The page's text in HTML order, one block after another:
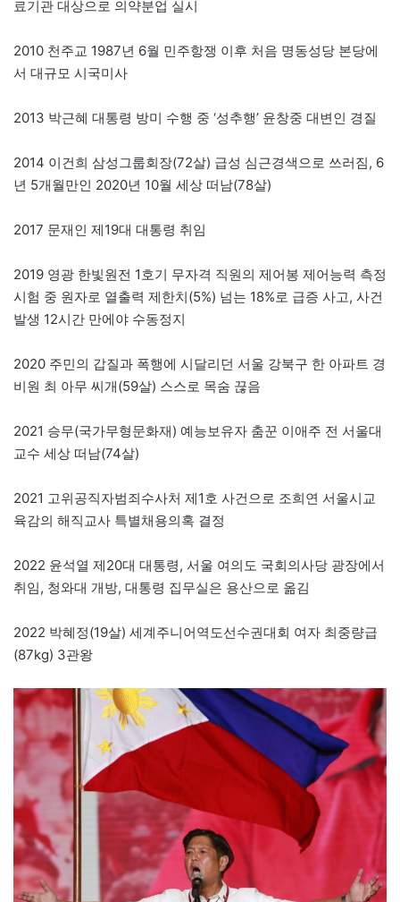
료기관 대상으로 의약분업 실시
2010 천주교 1987년 6월 민주항쟁 이후 처음 명동성당 본당에
서 대규모 시국미사
2013 박근혜 대통령 방미 수행 중 ‘성추행’ 윤창중 대변인 경질
2014 이건희 삼성그룹회장(72살) 급성 심근경색으로 쓰러짐, 6
년 5개월만인 2020년 10월 세상 떠남(78살)
2017 문재인 제19대 대통령 취임
2019 영광 한빛원전 1호기 무자격 직원의 제어봉 제어능력 측정
시험 중 원자로 열출력 제한치(5%) 넘는 18%로 급증 사고, 사건
발생 12시간 만에야 수동정지
2020 주민의 갑질과 폭행에 시달리던 서울 강북구 한 아파트 경
비원 최 아무 씨개(59살) 스스로 목숨 끊음
2021 승무(국가무형문화재) 예능보유자 춤꾼 이애주 전 서울대
교수 세상 떠남(74살)
2021 고위공직자범죄수사처 제1호 사건으로 조희연 서울시교
육감의 해직교사 특별채용의혹 결정
2022 윤석열 제20대 대통령, 서울 여의도 국회의사당 광장에서
취임, 청와대 개방, 대통령 집무실은 용산으로 옮김
2022 박혜정(19살) 세계주니어역도선수권대회 여자 최중량급
(87kg) 3관왕